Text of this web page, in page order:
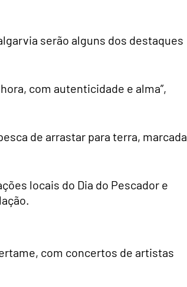
serão alguns dos destaques
com autenticidade e alma”,
de arrastar para terra, marcada
locais do Dia do Pescador e
com concertos de artistas